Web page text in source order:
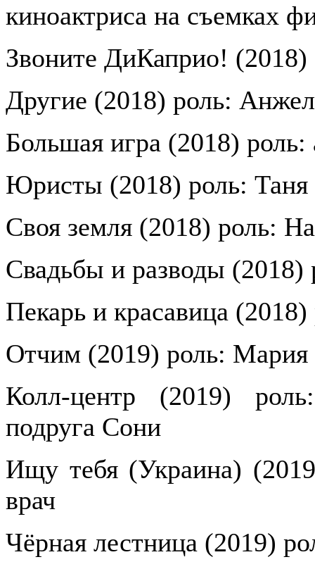
киноактриса на съемках
Звоните ДиКаприо! (2018)
Другие (2018) роль:
Большая игра (2018) роль:
Юристы (2018) роль: Таня
Своя земля (2018) роль:
Свадьбы и разводы (2018)
Пекарь и красавица
Отчим (2019) роль: Мария
Колл-центр (2019)
подруга Сони
Ищу тебя (Украина)
врач
Чёрная лестница (2019)